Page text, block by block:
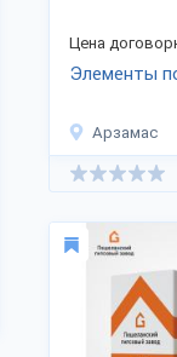
Цена
Элементы
Арзамас